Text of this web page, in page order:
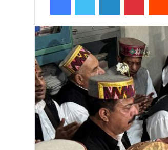
चोटी
पर
फहराया
तिरंगा